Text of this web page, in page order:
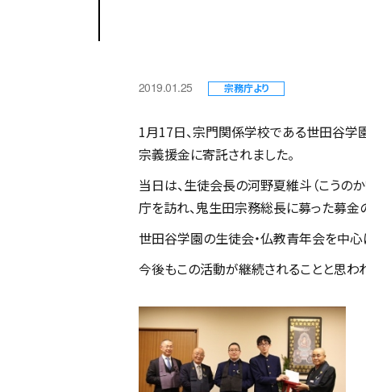
2019.01.25 宗務庁より
1月17日、宗門関係学校である世田谷
宗義援金に寄託されました。
当日は、生徒会長の河野夏維斗（こうの
庁を訪れ、鬼生田宗務総長に募った募金
世田谷学園の生徒会・仏教青年会を中
今後もこの活動が継続されることと思わ